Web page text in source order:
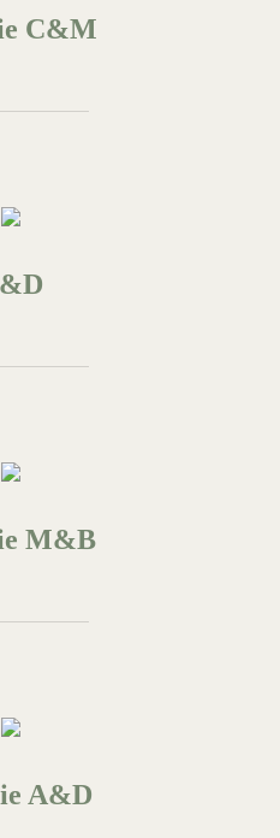
C&M
M&B
A&D